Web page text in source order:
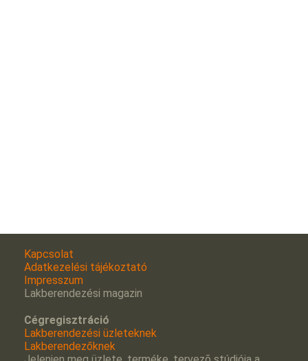
Kapcsolat
Adatkezelési tájékoztató
Impresszum
Lakberendezési magazin
Cégregisztráció
Lakberendezési üzleteknek
Lakberendezőknek